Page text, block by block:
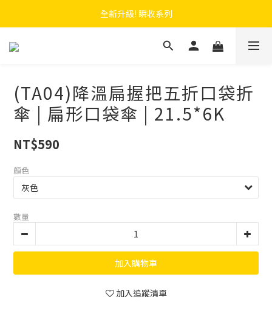
F.SEASONS x Baogani 最新聯名速穿側開雨衣
全新升級! 瞬收系列
F.SEASONS x Baogani 最新聯名速穿側開雨衣
(TA04)降溫扁握把五折口袋折
傘 | 扁形口袋傘 | 21.5*6K
NT$590
顏色
數量
加入購物車
加入追蹤清單